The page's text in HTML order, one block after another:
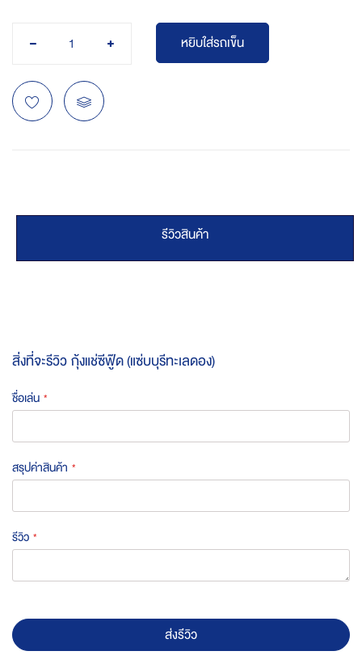
หยิบใส่รถเข็น
รีวิวสินค้า
สิ่งที่จะรีวิวกุ้งแช่ซีฟู๊ด (แซ่บบุรีทะเลดอง)
ชื่อเล่น
สรุปค่าสินค้า
รีวิว
ส่งรีวิว